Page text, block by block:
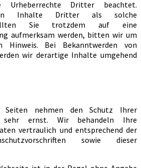
Urheberrechte Dritter beachtet.
Inhalte Dritter als solche
Sie trotzdem auf eine
aufmerksam werden, bitten wir um
Hinweis. Bei Bekanntwerden von
wir derartige Inhalte umgehend
Seiten nehmen den Schutz Ihrer
sehr ernst. Wir behandeln Ihre
vertraulich und entsprechend der
sowie dieser